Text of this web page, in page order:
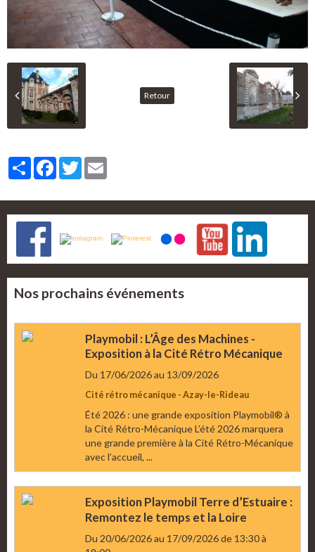
Retour
PartagerFacebook
Twitter
Nos prochains événements
Playmobil : L’Âge des Machines -
Exposition à la Cité Rétro Mécanique
Du 17/06/2026au 13/09/2026
Cité rétro mécanique - Azay-le-Rideau
Été 2026 : une grande exposition Playmobil® à
la Cité Rétro-Mécanique L’été 2026 marquera
une grande première à la Cité Rétro-Mécanique
avec l’accueil, ...
Exposition Playmobil Terre d’Estuaire :
Remontez le temps et la Loire
Du 20/06/2026au 17/09/2026de 13:30à